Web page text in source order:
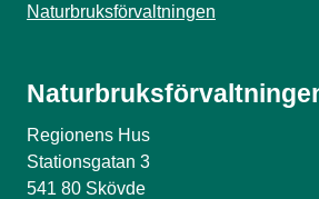
Naturbruksförvaltningen
Regionens Hus
Stationsgatan 3
541 80 Skövde